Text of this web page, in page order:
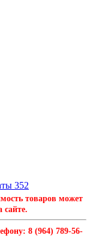
352
товаров может
сайте.
8 (964) 789-56-